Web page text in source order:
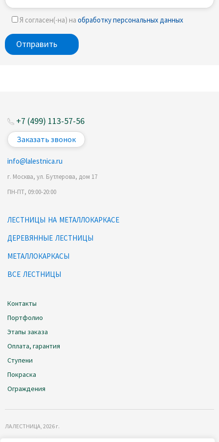
Я согласен(-на) на обработку персональных данных
+7 (499) 113-57-56
Заказать звонок
info@lalestnica.ru
г. Москва, ул. Бутлерова, дом 17
ПН-ПТ, 09:00-20:00
ЛЕСТНИЦЫ НА МЕТАЛЛОКАРКАСЕ
ДЕРЕВЯННЫЕ ЛЕСТНИЦЫ
МЕТАЛЛОКАРКАСЫ
ВСЕ ЛЕСТНИЦЫ
Контакты
Портфолио
Этапы заказа
Оплата, гарантия
Ступени
Покраска
Ограждения
ЛАЛЕСТНИЦА, 2026 г.
Политика обработки данных